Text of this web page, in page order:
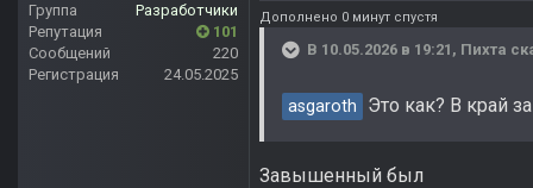
Группа
Разработчики
Репутация
101
Сообщений
220
Регистрация
24.05.2025
Дополнено 0 минут спустя
В 10.05.2026 в 19:21, Пихта
asgaroth Это как? В край
Завышенный был